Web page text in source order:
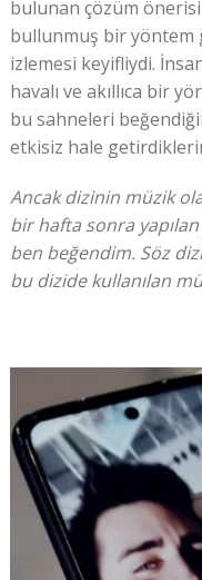
bulunan çözüm
bullunmuş bir yöntem
izlemesi keyifliydi.
havalı ve akıllıca bir
bu sahneleri
etkisiz hale
Ancak dizinin müzik
bir hafta sonra
ben beğendim. Söz
bu dizide kullanılan